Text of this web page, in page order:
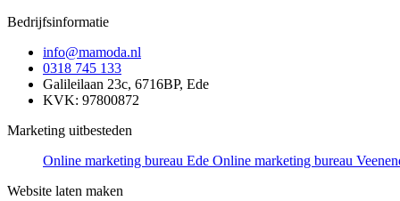
Bedrijfsinformatie
info@mamoda.nl
0318 745 133
Galileilaan 23c, 6716BP, Ede
KVK: 97800872
Marketing uitbesteden
Online marketing bureau Ede Online marketing bureau
Website laten maken